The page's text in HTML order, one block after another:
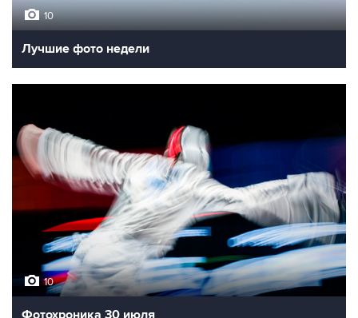
10
Лучшие фото недели
10
Фотохроника 30 июля